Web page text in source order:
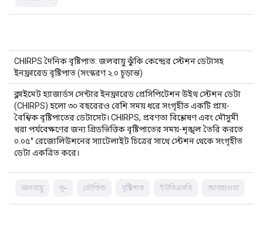
CHIRPS দৈনিক বৃষ্টিপাত: জলবায়ু ঝুঁকি কেন্দ্রের স্টেশন ডেটাসহ
ইনফ্রারেড বৃষ্টিপাত (সংস্করণ ২.০ চূড়ান্ত)
ক্লাইমেট হ্যাজার্ডস সেন্টার ইনফ্রারেড প্রেসিপিটেশন উইথ স্টেশন ডেটা
(CHIRPS) হলো ৩০ বছরেরও বেশি সময় ধরে সংগৃহীত একটি প্রায়-
বৈশ্বিক বৃষ্টিপাতের ডেটাসেট। CHIRPS, প্রবণতা বিশ্লেষণ এবং মৌসুমী
খরা পর্যবেক্ষণের জন্য গ্রিডভিত্তিক বৃষ্টিপাতের সময়-শৃঙ্খল তৈরি করতে
০.০৫° রেজোলিউশনের স্যাটেলাইট চিত্রের সাথে স্টেশন থেকে সংগৃহীত
ডেটা একত্রিত করে।
জলবায়ু ভূ- ভৌতিক বৃষ্টিপাত ইউসিএসবি আবহাওয়া